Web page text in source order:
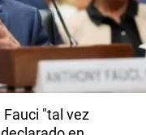
"tal vez